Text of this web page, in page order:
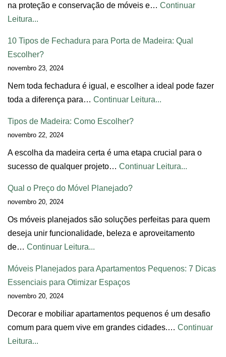
na proteção e conservação de móveis e… Continuar
Leitura...
10 Tipos de Fechadura para Porta de Madeira: Qual
Escolher?
novembro 23, 2024
Nem toda fechadura é igual, e escolher a ideal pode fazer
toda a diferença para… Continuar Leitura...
Tipos de Madeira: Como Escolher?
novembro 22, 2024
A escolha da madeira certa é uma etapa crucial para o
sucesso de qualquer projeto… Continuar Leitura...
Qual o Preço do Móvel Planejado?
novembro 20, 2024
Os móveis planejados são soluções perfeitas para quem
deseja unir funcionalidade, beleza e aproveitamento
de… Continuar Leitura...
Móveis Planejados para Apartamentos Pequenos: 7 Dicas
Essenciais para Otimizar Espaços
novembro 20, 2024
Decorar e mobiliar apartamentos pequenos é um desafio
comum para quem vive em grandes cidades.… Continuar
Leitura...